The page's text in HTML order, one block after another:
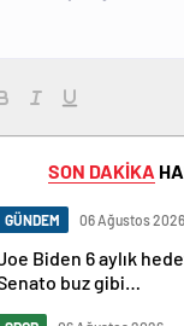
SON DAKİKA
GÜNDEM 06 Ağustos 2026
Biden 6 aylık
buz gibi…